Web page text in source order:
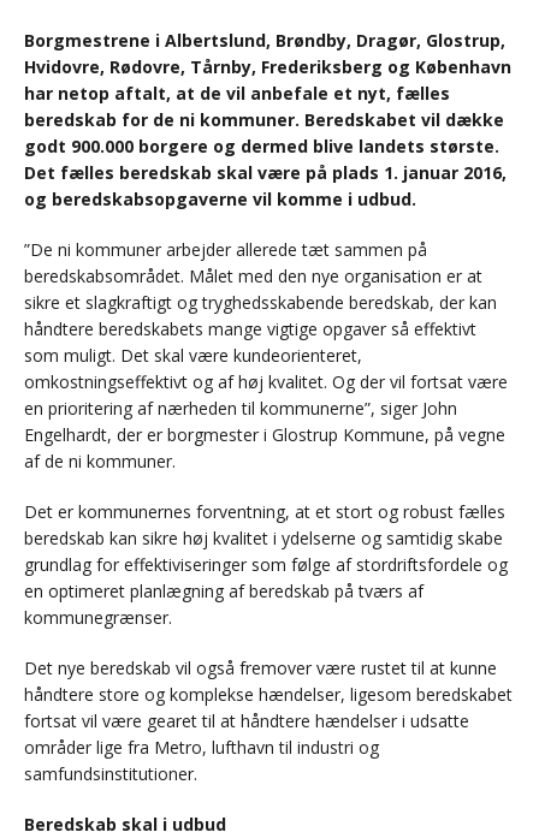
Borgmestrene i Albertslund, Brøndby, Dragør, Glostrup,
Hvidovre, Rødovre, Tårnby, Frederiksberg og København
har netop aftalt, at de vil anbefale et nyt, fælles
beredskab for de ni kommuner. Beredskabet vil dække
godt 900.000 borgere og dermed blive landets største.
Det fælles beredskab skal være på plads 1. januar 2016,
og beredskabsopgaverne vil komme i udbud.
”De ni kommuner arbejder allerede tæt sammen på
beredskabsområdet. Målet med den nye organisation er at
sikre et slagkraftigt og tryghedsskabende beredskab, der kan
håndtere beredskabets mange vigtige opgaver så effektivt
som muligt. Det skal være kundeorienteret,
omkostningseffektivt og af høj kvalitet. Og der vil fortsat være
en prioritering af nærheden til kommunerne”, siger John
Engelhardt, der er borgmester i Glostrup Kommune, på vegne
af de ni kommuner.
Det er kommunernes forventning, at et stort og robust fælles
beredskab kan sikre høj kvalitet i ydelserne og samtidig skabe
grundlag for effektiviseringer som følge af stordriftsfordele og
en optimeret planlægning af beredskab på tværs af
kommunegrænser.
Det nye beredskab vil også fremover være rustet til at kunne
håndtere store og komplekse hændelser, ligesom beredskabet
fortsat vil være gearet til at håndtere hændelser i udsatte
områder lige fra Metro, lufthavn til industri og
samfundsinstitutioner.
Beredskab skal i udbud